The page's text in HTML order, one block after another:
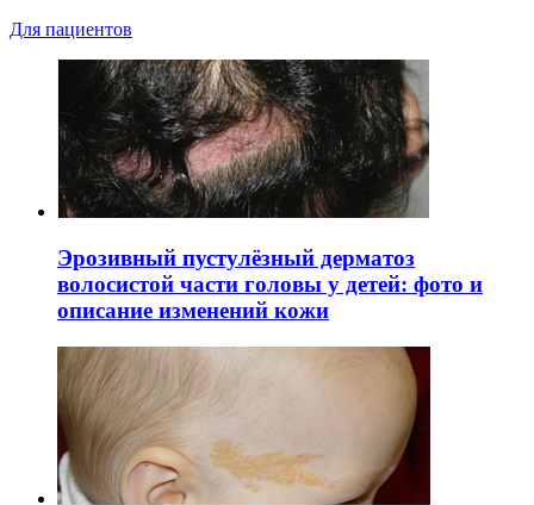
Для пациентов
Эрозивный пустулёзный дерматоз
волосистой части головы у детей: фото и
описание изменений кожи